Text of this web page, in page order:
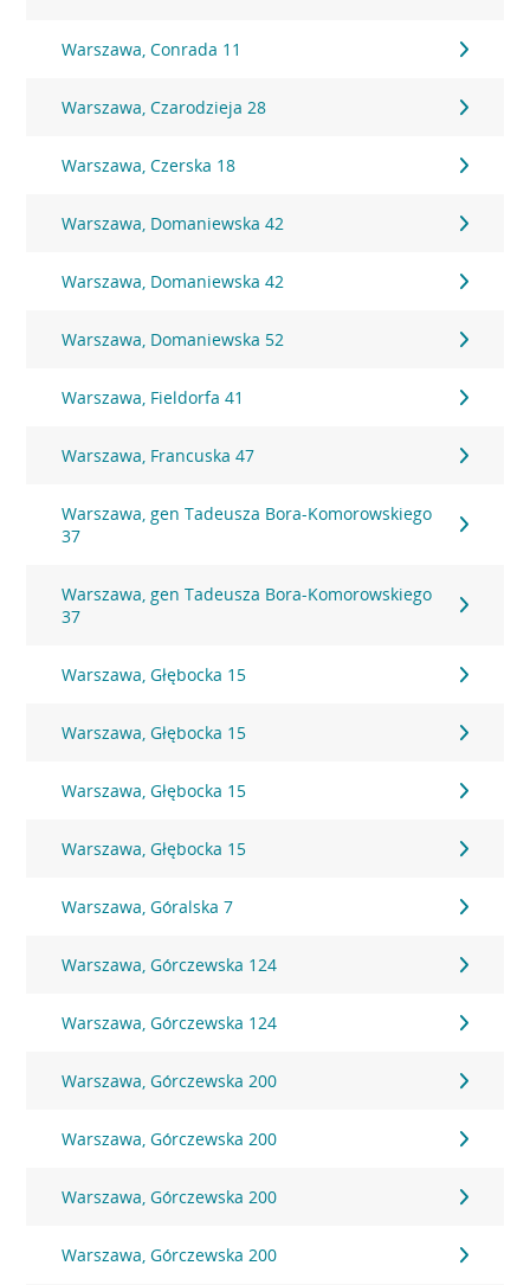
Warszawa, Conrada 11
Warszawa, Czarodzieja 28
Warszawa, Czerska 18
Warszawa, Domaniewska 42
Warszawa, Domaniewska 42
Warszawa, Domaniewska 52
Warszawa, Fieldorfa 41
Warszawa, Francuska 47
Warszawa, gen Tadeusza Bora-Komorowskiego
37
Warszawa, gen Tadeusza Bora-Komorowskiego
37
Warszawa, Głębocka 15
Warszawa, Głębocka 15
Warszawa, Głębocka 15
Warszawa, Głębocka 15
Warszawa, Góralska 7
Warszawa, Górczewska 124
Warszawa, Górczewska 124
Warszawa, Górczewska 200
Warszawa, Górczewska 200
Warszawa, Górczewska 200
Warszawa, Górczewska 200